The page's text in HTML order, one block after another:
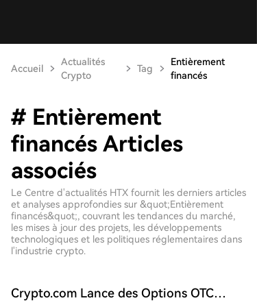
Accueil
Actualités
Crypto
Tag
Entièrement
financés
# Entièrement
financés Articles
associés
Le Centre d'actualités HTX fournit les derniers articles
et analyses approfondies sur &quot;Entièrement
financés&quot;, couvrant les tendances du marché,
les mises à jour des projets, les développements
technologiques et les politiques réglementaires dans
l'industrie crypto.
Crypto.com Lance des Options OTC